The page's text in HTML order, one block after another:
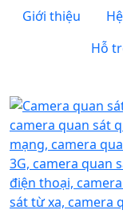
Giới thiệu
Hỗ